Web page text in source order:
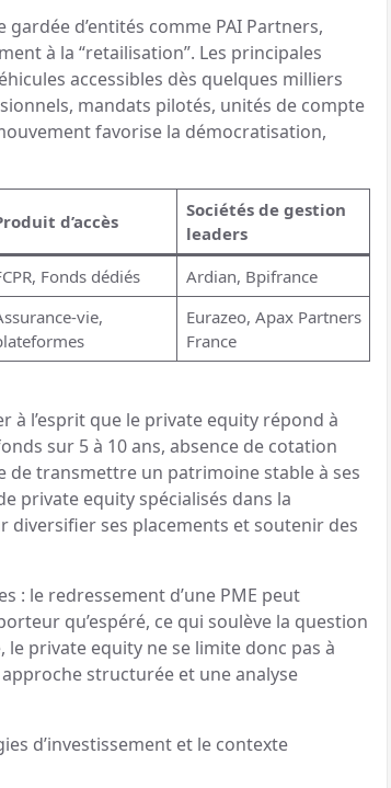
d’entités comme PAI Partners,
à la “retailisation”. Les principales
accessibles dès quelques milliers
mandats pilotés, unités de compte
favorise la démocratisation,
d’accès
Sociétés de gestion
leaders
Fonds dédiés
Ardian, Bpifrance
vie,
Eurazeo, Apax Partners
France
à l’esprit que le private equity répond à
sur 5 à 10 ans, absence de cotation
de transmettre un patrimoine stable à ses
private equity spécialisés dans la
ses placements et soutenir des
: le redressement d’une PME peut
qu’espéré, ce qui soulève la question
private equity ne se limite donc pas à
structurée et une analyse
d’investissement et le contexte